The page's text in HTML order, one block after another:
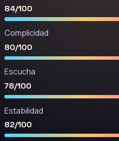
84/100
Complicidad
80/100
Escucha
78/100
Estabilidad
82/100